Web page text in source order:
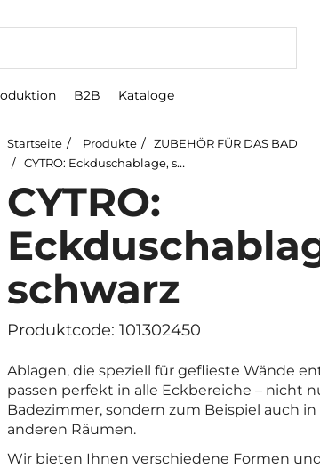
B2B Kataloge
Startseite Produkte
ZUBEHÖR FÜR DAS BAD
CYTRO: Eckduschablage, schwarz
CYTRO:
schwarz
Produktcode: 101302450
Ablagen, die speziell für geflieste Wände
passen perfekt in alle Eckbereiche – nicht
Badezimmer, sondern zum Beispiel auch
anderen Räumen.
Wir bieten Ihnen verschiedene Formen